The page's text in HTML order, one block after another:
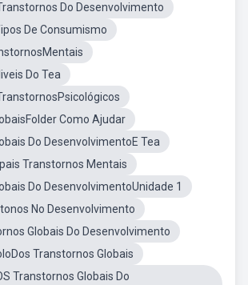
Do Desenvolvimento
De Consumismo
Do Tea
Como Ajudar
Do DesenvolvimentoE Tea
Transtornos Mentais
Do DesenvolvimentoUnidade 1
No Desenvolvimento
Globais Do Desenvolvimento
Transtornos Globais
Transtornos Globais Do